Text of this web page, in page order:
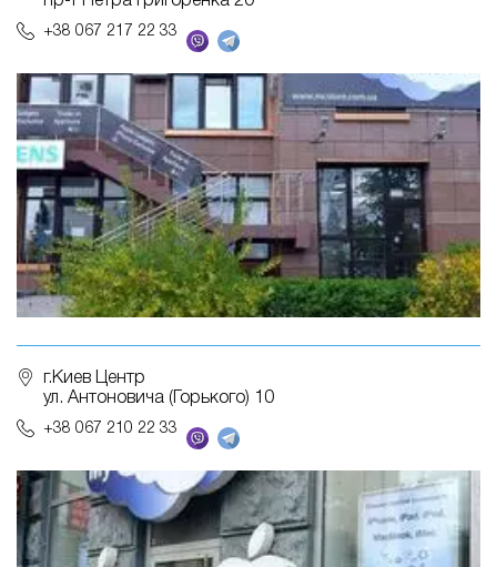
+38 067 217 22 33
г.Киев Центр
ул. Антоновича (Горького) 10
+38 067 210 22 33